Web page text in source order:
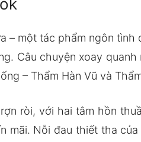
– một tác phẩm ngôn
Câu chuyện xoay
– Thẩm Hàn Vũ và
ròi, với hai tâm hồn
mãi. Nỗi đau thiết tha